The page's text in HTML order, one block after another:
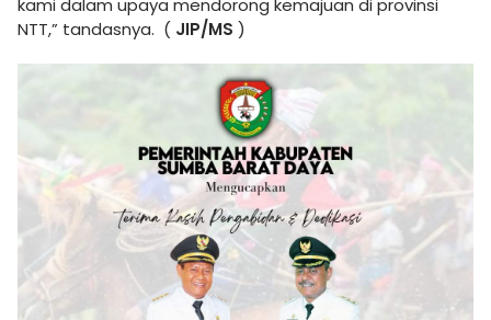
NTT,” tandasnya. ( JIP/MS )